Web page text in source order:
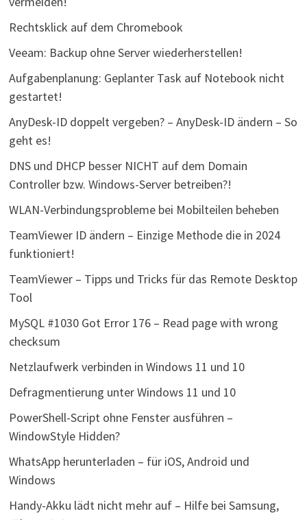
Rechtsklick auf dem Chromebook
Veeam: Backup ohne Server wiederherstellen!
Aufgabenplanung: Geplanter Task auf Notebook nicht
gestartet!
AnyDesk-ID doppelt vergeben? – AnyDesk-ID ändern – So
geht es!
DNS und DHCP besser NICHT auf dem Domain
Controller bzw. Windows-Server betreiben?!
WLAN-Verbindungsprobleme bei Mobilteilen beheben
TeamViewer ID ändern – Einzige Methode die in 2024
funktioniert!
TeamViewer – Tipps und Tricks für das Remote Desktop
Tool
MySQL #1030 Got Error 176 – Read page with wrong
checksum
Netzlaufwerk verbinden in Windows 11 und 10
Defragmentierung unter Windows 11 und 10
PowerShell-Script ohne Fenster ausführen –
WindowStyle Hidden?
WhatsApp herunterladen – für iOS, Android und
Windows
Handy-Akku lädt nicht mehr auf – Hilfe bei Samsung,